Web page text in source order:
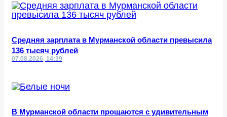
Средняя зарплата в Мурманской области превысила
136 тысяч рублей
07.08.2026, 14:39
В Мурманской области прощаются с удивительным